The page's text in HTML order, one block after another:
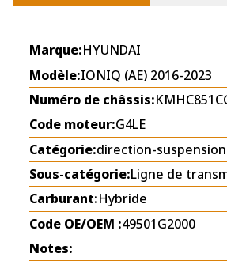
Marque:HYUNDAI
Modèle:IONIQ (AE) 2016-2023
Numéro de châssis:
Code moteur:G4LE
Catégorie:direction-suspension
Sous-catégorie:Ligne de
Carburant:Hybride
Code OE/OEM :49501G2000
Notes: